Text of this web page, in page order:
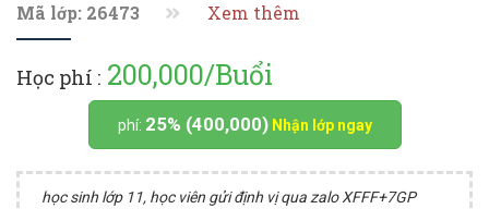
Mã lớp: 26473 Xem thêm
Học phí : 200,000/Buổi
phí: 25% (400,000) Nhận lớp ngay
học sinh lớp 11, học viên gửi định vị qua zalo XFFF+7GP